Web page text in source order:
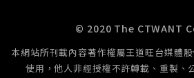
的買賣！對於受害者是多重傷害！難
下嗎？5、二審法官自己認證二人再
釋，結果判12年及11年！12年及11
加害者的再犯率歸零永不再犯？我
© 2020 The CTWANT
本網站所刊載內容著作權屬王道旺台媒體
使用，他人非經授權不許轉載、重製、